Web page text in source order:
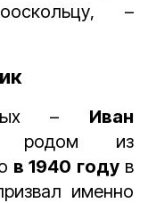
–
– Иван
из
в 1940 году в
именно